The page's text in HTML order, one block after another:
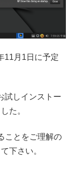
11月1日に予定
試しインストー
た。
ことをご理解の
下さい。